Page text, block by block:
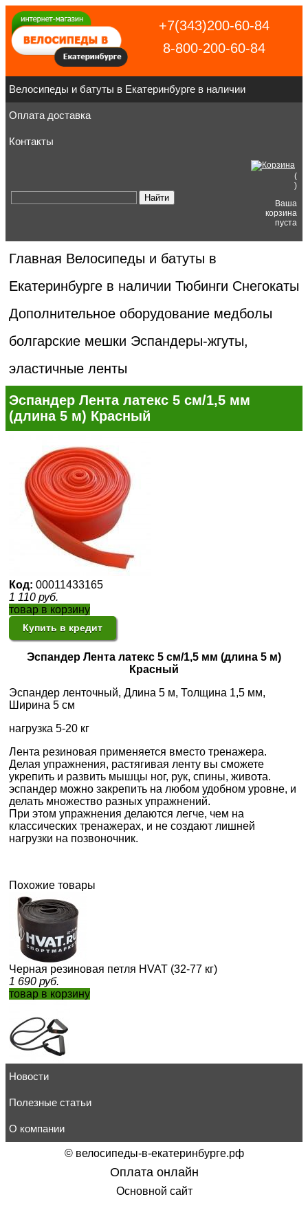
+7(343)200-60-84
8-800-200-60-84
Велосипеды и батуты в Екатеринбурге в наличии
Оплата доставка
Контакты
(
)
Ваша
корзина
пуста
Главная Велосипеды и батуты в
Екатеринбурге в наличии Тюбинги Снегокаты
Дополнительное оборудование медболы
болгарские мешки Эспандеры-жгуты,
эластичные ленты
Эспандер Лента латекс 5 см/1,5 мм
(длина 5 м) Красный
Код: 00011433165
1 110 руб.
товар в корзину
Купить в кредит
Эспандер Лента латекс 5 см/1,5 мм (длина 5 м)
Красный
Эспандер ленточный, Длина 5 м, Толщина 1,5 мм,
Ширина 5 см
нагрузка 5-20 кг
Лента резиновая применяется вместо тренажера.
Делая упражнения, растягивая ленту вы сможете
укрепить и развить мышцы ног, рук, спины, живота.
эспандер можно закрепить на любом удобном уровне, и
делать множество разных упражнений.
При этом упражнения делаются легче, чем на
классических тренажерах, и не создают лишней
нагрузки на позвоночник.
Похожие товары
Черная резиновая петля HVAT (32-77 кг)
1 690 руб.
товар в корзину
Эспандер Aerofit FT-EXP-RK1 - слабое сопротивление
728 руб.
Эспандер Aerofit FT-E-G009M среднее сопротивление,
Новости
Полезные статьи
О компании
© велосипеды-в-екатеринбурге.рф
Оплата онлайн
Основной сайт